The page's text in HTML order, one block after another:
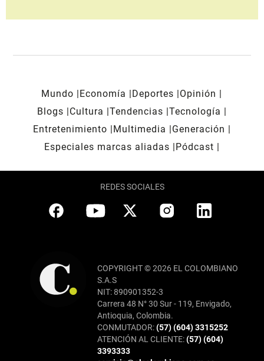
Mundo Economía Deportes
Opinión
Blogs
Cultura Tendencias Tecnología
Entretenimiento
Multimedia
Generación
Especiales marcas aliadas
Pódcast
REDES SOCIALES
COPYRIGHT © 2026 EL COLOMBIANO
S.A.S
NIT: 890901352-3
Carrera 48 N° 30 Sur - 119, Envigado,
Antioquia, Colombia.
CONMUTADOR:(57) (604) 3315252
ATENCIÓN AL CLIENTE:(57) (604)
3393333